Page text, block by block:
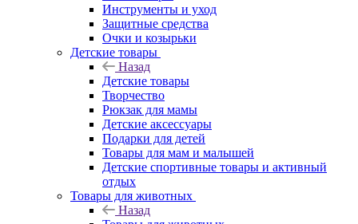
Инструменты и уход
Защитные средства
Очки и козырьки
Детские товары
Назад
Детские товары
Творчество
Рюкзак для мамы
Детские аксессуары
Подарки для детей
Товары для мам и малышей
Детские спортивные товары и активный
отдых
Товары для животных
Назад